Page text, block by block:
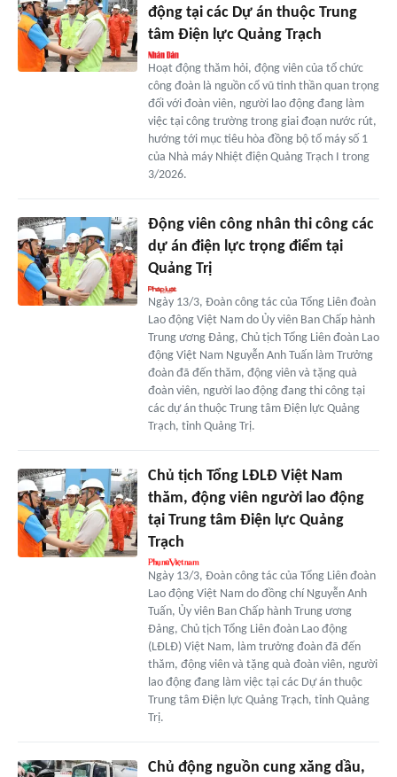
động tại các Dự án thuộc Trung
tâm Điện lực Quảng Trạch
Hoạt động thăm hỏi, động viên của tổ chức
công đoàn là nguồn cổ vũ tinh thần quan trọng
đối với đoàn viên, người lao động đang làm
việc tại công trường trong giai đoạn nước rút,
hướng tới mục tiêu hòa đồng bộ tổ máy số 1
của Nhà máy Nhiệt điện Quảng Trạch I trong
3/2026.
Động viên công nhân thi công các
dự án điện lực trọng điểm tại
Quảng Trị
Ngày 13/3, Đoàn công tác của Tổng Liên đoàn
Lao động Việt Nam do Ủy viên Ban Chấp hành
Trung ương Đảng, Chủ tịch Tổng Liên đoàn Lao
động Việt Nam Nguyễn Anh Tuấn làm Trưởng
đoàn đã đến thăm, động viên và tặng quà
đoàn viên, người lao động đang thi công tại
các dự án thuộc Trung tâm Điện lực Quảng
Trạch, tỉnh Quảng Trị.
Chủ tịch Tổng LĐLĐ Việt Nam
thăm, động viên người lao động
tại Trung tâm Điện lực Quảng
Trạch
Ngày 13/3, Đoàn công tác của Tổng Liên đoàn
Lao động Việt Nam do đồng chí Nguyễn Anh
Tuấn, Ủy viên Ban Chấp hành Trung ương
Đảng, Chủ tịch Tổng Liên đoàn Lao động
(LĐLĐ) Việt Nam, làm trưởng đoàn đã đến
thăm, động viên và tặng quà đoàn viên, người
lao động đang làm việc tại các Dự án thuộc
Trung tâm Điện lực Quảng Trạch, tỉnh Quảng
Trị.
Chủ động nguồn cung xăng dầu,